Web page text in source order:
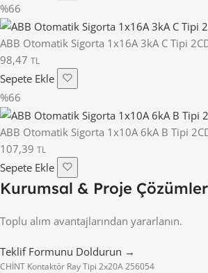
%66
ABB Otomatik Sigorta 1x16A 3kA C Tipi
98,47 TL
Sepete Ekle
%66
ABB Otomatik Sigorta 1x10A 6kA B Tipi
107,39 TL
Sepete Ekle
Kurumsal & Proje
Toplu alım avantajlarından yararlanın.
Teklif Formunu Doldurun →
CHİNT Kontaktör Ray Tipi 2x20A 256054